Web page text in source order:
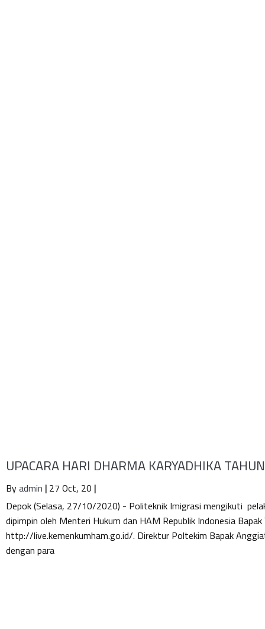
UPACARA HARI DHARMA KARYADHIKA
Byadmin|27Oct, 20|
Depok (Selasa, 27/10/2020) - Politeknik Imigrasi mengikuti
dipimpin oleh Menteri Hukum dan HAM Republik Indonesia
http://live.kemenkumham.go.id/. Direktur Poltekim Bapak
dengan para